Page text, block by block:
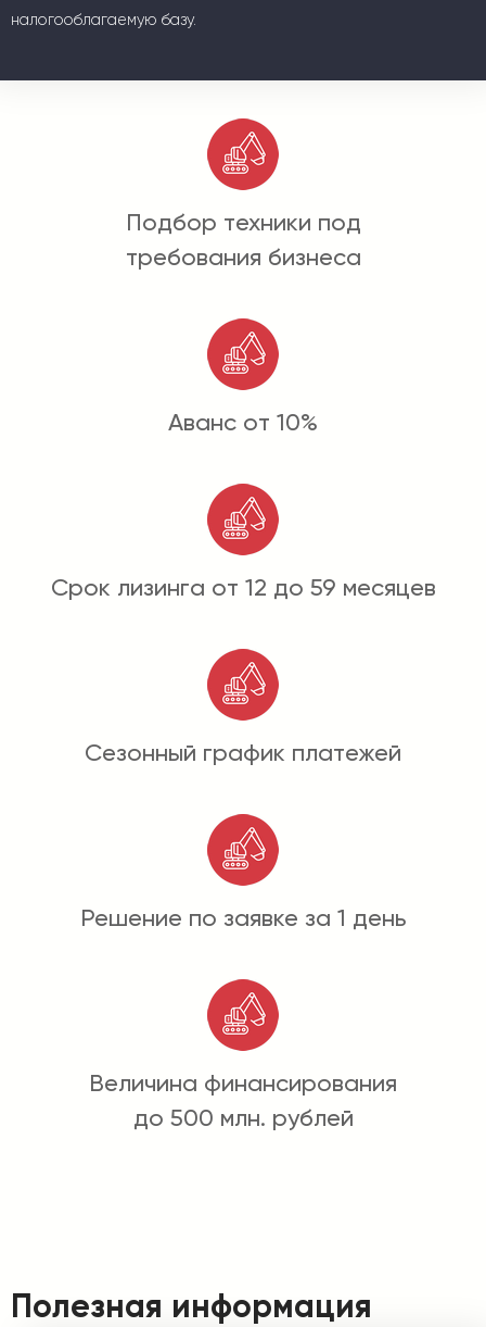
налогооблагаемую базу.
Подбор техники под
требования бизнеса
Аванс от 10%
Срок лизинга от 12 до 59 месяцев
Сезонный график платежей
Решение по заявке за 1 день
Величина финансирования
до 500 млн. рублей
Полезная информация